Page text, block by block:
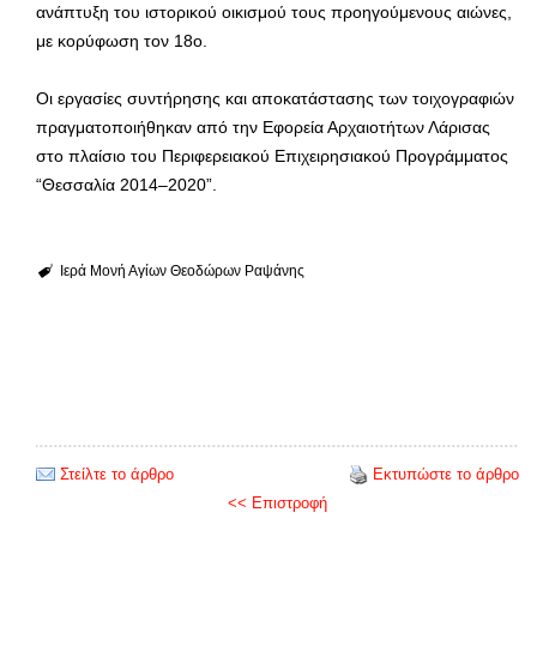
ανάπτυξη του ιστορικού οικισμού τους προηγούμενους αιώνες,
με κορύφωση τον 18ο.
Οι εργασίες συντήρησης και αποκατάστασης των τοιχογραφιών
πραγματοποιήθηκαν από την Εφορεία Αρχαιοτήτων Λάρισας
στο πλαίσιο του Περιφερειακού Επιχειρησιακού Προγράμματος
“Θεσσαλία 2014–2020”.
Ιερά Μονή Αγίων Θεοδώρων Ραψάνης
Στείλτε το άρθρο
Εκτυπώστε το άρθρο
<< Επιστροφή